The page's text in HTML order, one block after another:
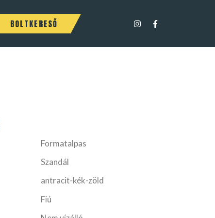
BOLTKERESŐ
Formatalpas
Szandál
antracit-kék-zöld
Fiú